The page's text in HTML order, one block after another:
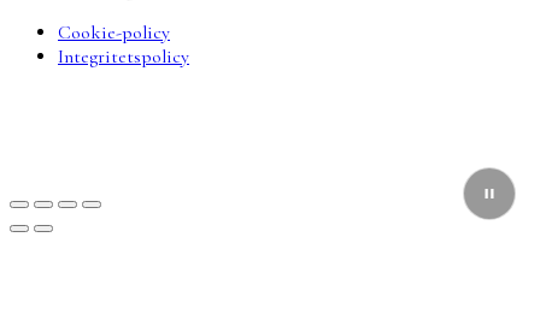
Cookie-policy
Integritetspolicy
Meddela mig när varan finns i lager